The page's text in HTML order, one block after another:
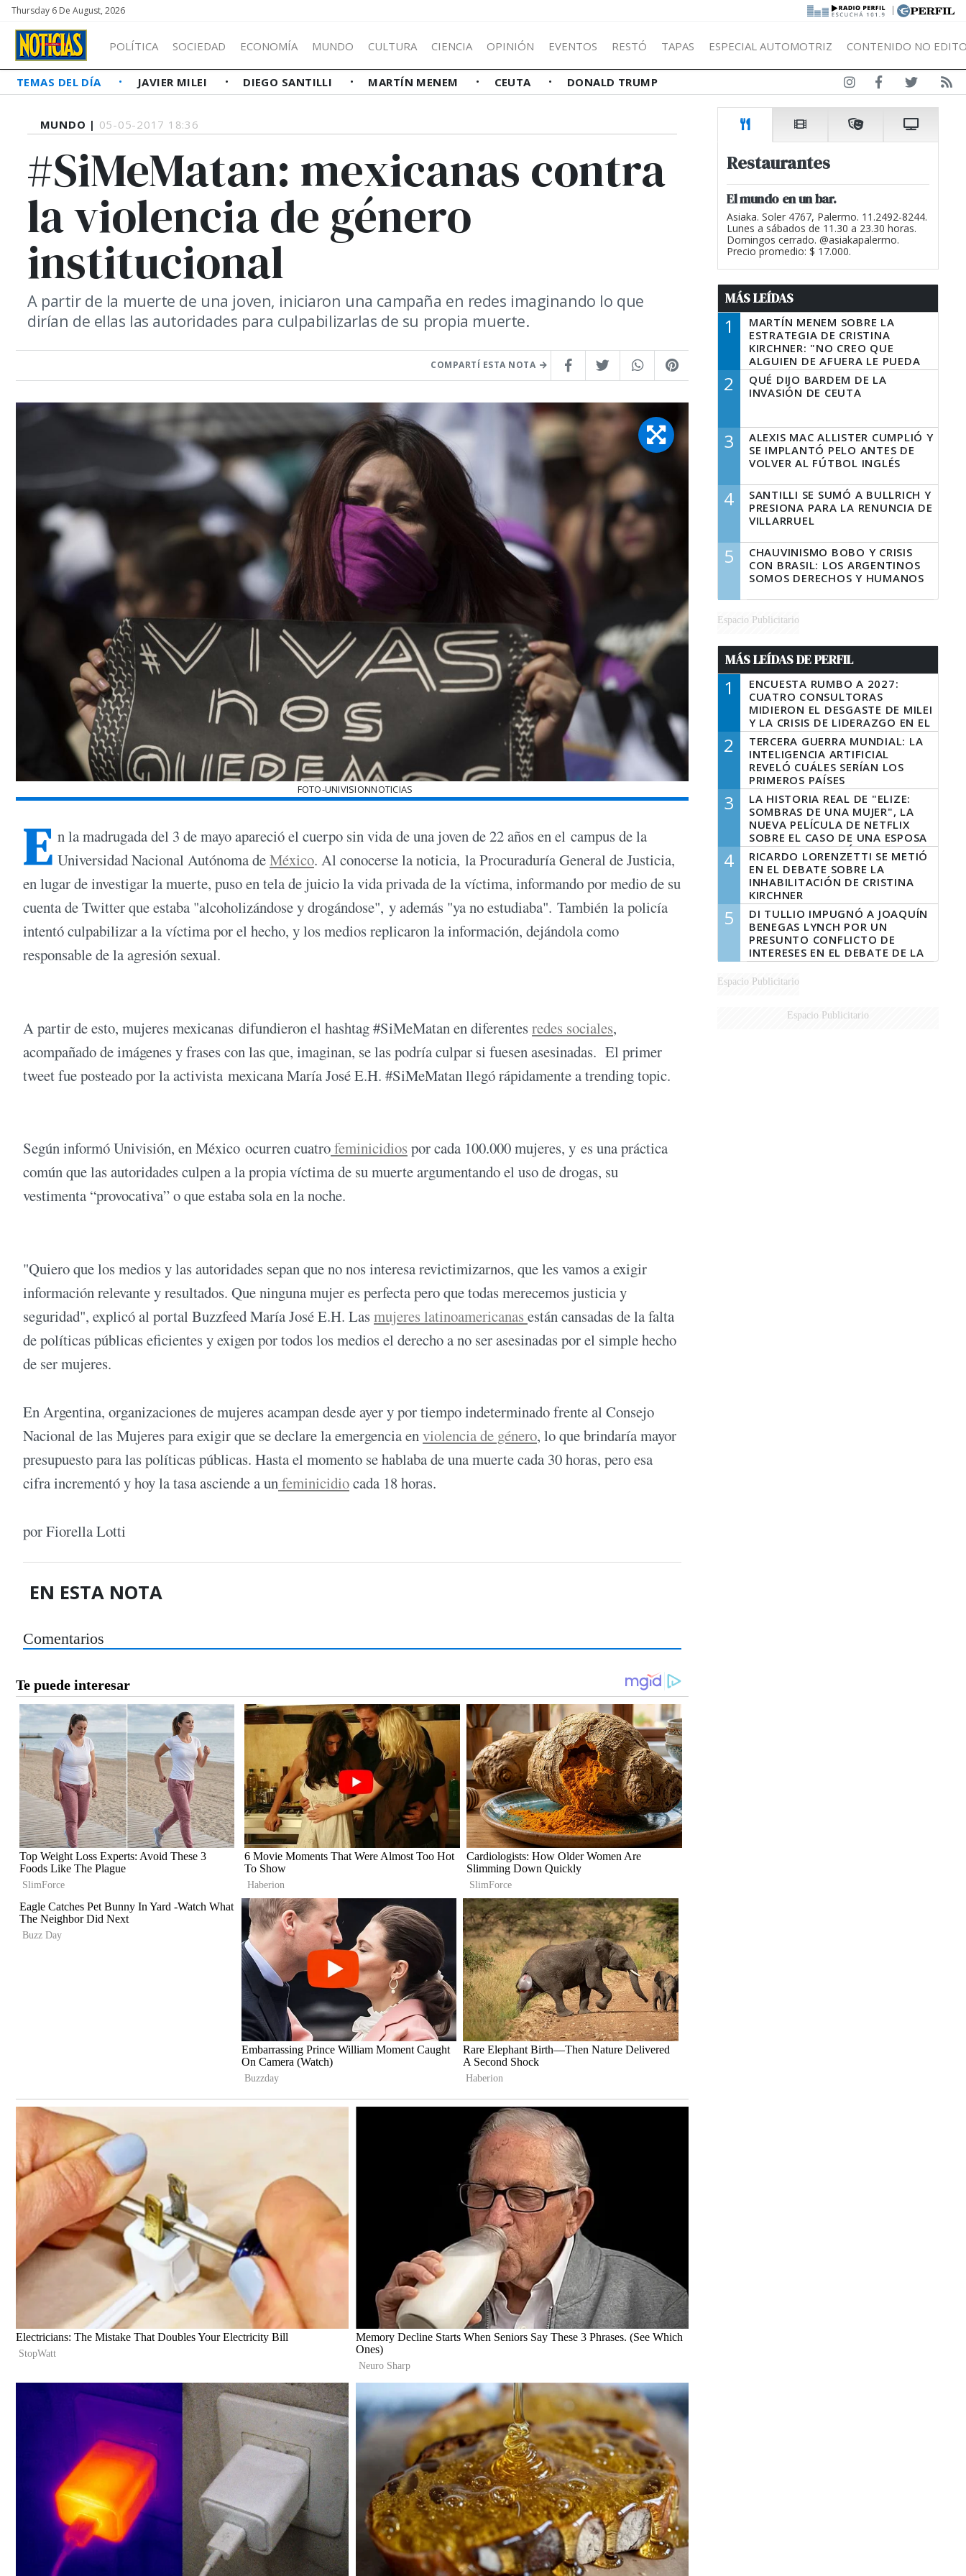
Thursday 6 De August, 2026 |
POLÍTICA SOCIEDAD ECONOMÍA MUNDO CULTURA CIENCIA OPINIÓN EVENTOS RESTÓ TAPAS ESPECIAL AUTOMOTRIZ CONTENIDO NO
TEMAS DEL DÍA JAVIER MILEI DIEGO SANTILLI MARTÍN MENEM CEUTA DONALD TRUMP
MUNDO | 05-05-2017 18:36
#SiMeMatan: mexicanas contra
la violencia de género
institucional
A partir de la muerte de una joven, iniciaron una campaña en redes imaginando lo que
dirían de ellas las autoridades para culpabilizarlas de su propia muerte.
COMPARTÍ ESTA NOTA
FOTO-UNIVISIONNOTICIAS
E n la madrugada del 3 de mayo apareció el cuerpo sin vida de una joven de 22 años en el campus de la
Universidad Nacional Autónoma deMéxico. Al conocerse la noticia, la Procuraduría General de Justicia,
en lugar de investigar la muerte, puso en tela de juicio la vida privada de la víctima, informando por medio de su
cuenta de Twitter que estaba "alcoholizándose y drogándose", y además "ya no estudiaba". También la policía
intentó culpabilizar a la víctima por el hecho, y los medios replicaron la información, dejándola como
responsable de la agresión sexual.
A partir de esto, mujeres mexicanas difundieron el hashtag #SiMeMatan en diferentesredes sociales,
acompañado de imágenes y frases con las que, imaginan, se las podría culpar si fuesen asesinadas. El primer
tweet fue posteado por la activista mexicana María José E.H. #SiMeMatan llegó rápidamente a trending topic.
Según informó Univisión, en México ocurren cuatrofeminicidios por cada 100.000 mujeres, y es una práctica
común que las autoridades culpen a la propia víctima de su muerte argumentando el uso de drogas, su
vestimenta “provocativa” o que estaba sola en la noche.
"Quiero que los medios y las autoridades sepan que no nos interesa revictimizarnos, que les vamos a exigir
información relevante y resultados. Que ninguna mujer es perfecta pero que todas merecemos justicia y
seguridad", explicó al portal Buzzfeed María José E.H. Lasmujeres latinoamericanas están cansadas de la falta
de políticas públicas eficientes y exigen por todos los medios el derecho a no ser asesinadas por el simple hecho
de ser mujeres.
En Argentina, organizaciones de mujeres acampan desde ayer y por tiempo indeterminado frente al Consejo
Nacional de las Mujeres para exigir que se declare la emergencia enviolencia de género, lo que brindaría mayor
presupuesto para las políticas públicas. Hasta el momento se hablaba de una muerte cada 30 horas, pero esa
cifra incrementó y hoy la tasa asciende a unfeminicidiocada 18 horas.
por Fiorella Lotti
EN ESTA NOTA
Comentarios
Restaurantes
El mundo en un bar.
Asiaka. Soler 4767, Palermo. 11.2492-8244.
Lunes a sábados de 11.30 a 23.30 horas.
Domingos cerrado. @asiakapalermo.
Precio promedio: $ 17.000.
MÁS LEÍDAS
1
MARTÍN MENEM SOBRE LA
ESTRATEGIA DE CRISTINA
KIRCHNER: "NO CREO QUE
ALGUIEN DE AFUERA LE PUEDA
DECIR A LA JUSTICIA LO QUE
TIENE QUE HACER"
2
QUÉ DIJO BARDEM DE LA
INVASIÓN DE CEUTA
3
ALEXIS MAC ALLISTER CUMPLIÓ Y
SE IMPLANTÓ PELO ANTES DE
VOLVER AL FÚTBOL INGLÉS
4
SANTILLI SE SUMÓ A BULLRICH Y
PRESIONA PARA LA RENUNCIA DE
VILLARRUEL
5
CHAUVINISMO BOBO Y CRISIS
CON BRASIL: LOS ARGENTINOS
SOMOS DERECHOS Y HUMANOS
Espacio Publicitario
MÁS LEÍDAS DE PERFIL
1
ENCUESTA RUMBO A 2027:
CUATRO CONSULTORAS
MIDIERON EL DESGASTE DE MILEI
Y LA CRISIS DE LIDERAZGO EN EL
PERONISMO
2
TERCERA GUERRA MUNDIAL: LA
INTELIGENCIA ARTIFICIAL
REVELÓ CUÁLES SERÍAN LOS
PRIMEROS PAÍSES
LATINOAMERICANOS EN SER
DERROTADOS
3
LA HISTORIA REAL DE "ELIZE:
SOMBRAS DE UNA MUJER", LA
NUEVA PELÍCULA DE NETFLIX
SOBRE EL CASO DE UNA ESPOSA
QUE DESCUARTIZÓ A SU
MARIDO
4
RICARDO LORENZETTI SE METIÓ
EN EL DEBATE SOBRE LA
INHABILITACIÓN DE CRISTINA
KIRCHNER
5
DI TULLIO IMPUGNÓ A JOAQUÍN
BENEGAS LYNCH POR UN
PRESUNTO CONFLICTO DE
INTERESES EN EL DEBATE DE LA
LEY DE TIERRAS
Espacio Publicitario
Espacio Publicitario